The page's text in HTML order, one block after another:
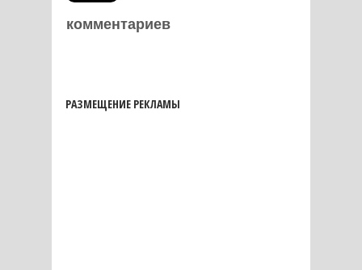
комментариев
РАЗМЕЩЕНИЕ РЕКЛАМЫ